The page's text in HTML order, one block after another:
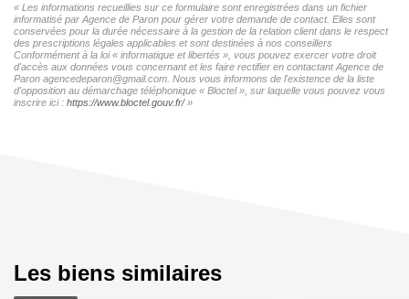
« Les informations recueillies sur ce formulaire sont enregistrées dans un fichier
informatisé par Agence de Paron pour gérer votre demande de contact. Elles sont
conservées pour la durée nécessaire à la gestion de la relation client dans le respect
des prescriptions légales applicables et sont destinées à nos conseillers
Conformément à la loi « informatique et libertés », vous pouvez exercer votre droit
d'accès aux données vous concernant et les faire rectifier en contactant Agence de
Paron agencedeparon@gmail.com. Nous vous informons de l'existence de la liste
d'opposition au démarchage téléphonique « Bloctel », sur laquelle vous pouvez vous
inscrire ici : https://www.bloctel.gouv.fr/»
Les biens similaires